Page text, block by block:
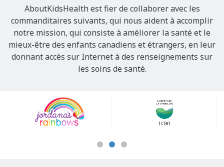
AboutKidsHealth est fier de collaborer avec les
commanditaires suivants, qui nous aident à accomplir
notre mission, qui consiste à améliorer la santé et le
mieux-être des enfants canadiens et étrangers, en leur
donnant accès sur Internet à des renseignements sur
les soins de santé.
Sponsors